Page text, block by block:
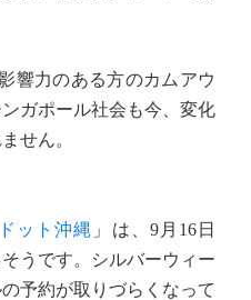
響力のある方のカムアウ
ガポール社会も今、変化
せん。
ット沖縄 」は、9月16日
うです。シルバーウィー
予約が取りづらくなって